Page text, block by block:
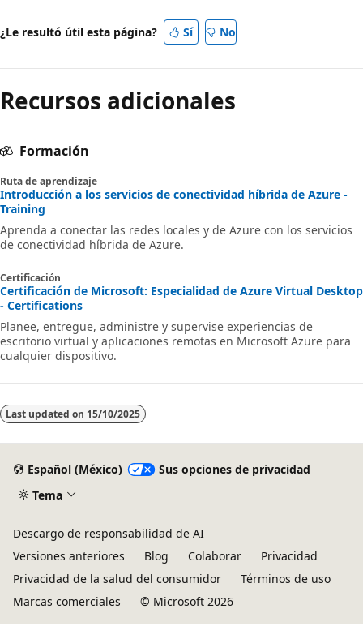
¿Le resultó útil esta página? Sí No
Recursos adicionales
Formación
Ruta de aprendizaje
Introducción a los servicios de conectividad híbrida de Azure -
Training
Aprenda a conectar las redes locales y de Azure con los servicios
de conectividad híbrida de Azure.
Certificación
Certificación de Microsoft: Especialidad de Azure Virtual Desktop
- Certifications
Planee, entregue, administre y supervise experiencias de
escritorio virtual y aplicaciones remotas en Microsoft Azure para
cualquier dispositivo.
Last updated on 15/10/2025
Español (México)
Sus opciones de privacidad
Tema
Descargo de responsabilidad de AI
Versiones anteriores
Blog Colaborar
Privacidad
Privacidad de la salud del consumidor
Términos de uso
Marcas comerciales
© Microsoft 2026